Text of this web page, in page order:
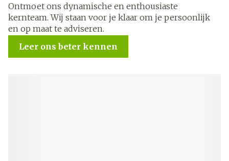
Ontmoet ons dynamische en enthousiaste
kernteam. Wij staan voor je klaar om je persoonlijk
en op maat te adviseren.
Leer ons beter kennen